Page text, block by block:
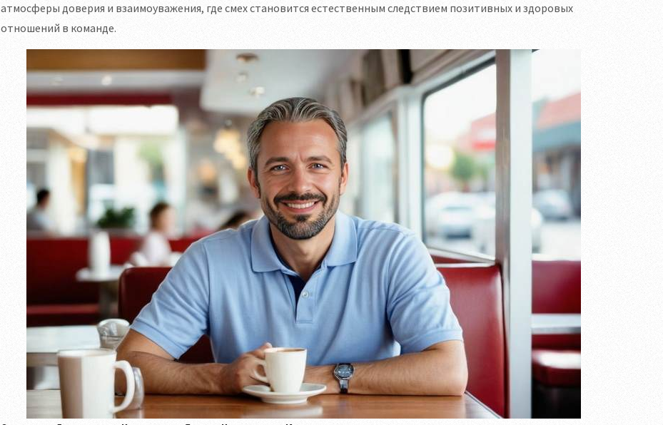
атмосферы доверия и взаимоуважения, где смех становится естественным следствием позитивных и здоровых
отношений в команде.